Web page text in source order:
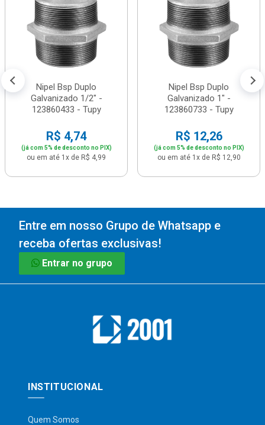
Nipel Bsp Duplo
Galvanizado 1/2" -
123860433 - Tupy
R$ 4,74
(já com 5% de desconto no PIX)
ou em até 1x de R$ 4,99
Nipel Bsp Duplo
Galvanizado 1" -
123860733 - Tupy
R$ 12,26
(já com 5% de desconto no PIX)
ou em até 1x de R$ 12,90
Entre em nosso Grupo de Whatsapp e
receba ofertas exclusivas!
Entrar no grupo
INSTITUCIONAL
Quem Somos